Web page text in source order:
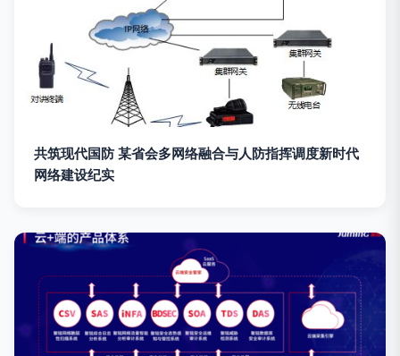
共筑现代国防 某省会多网络融合与人防指挥调度新时代
网络建设纪实